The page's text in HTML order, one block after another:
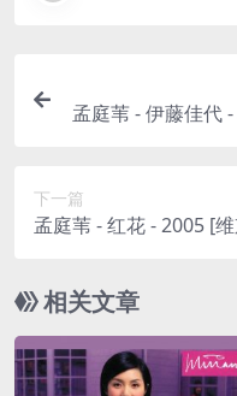
孟庭苇 - 伊藤佳代
下一篇
孟庭苇 - 红花 - 2005 [
相关文章